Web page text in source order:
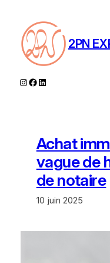
contenu
2PN
Instagram
Facebook
LinkedIn
Achat
vague de
de notaire
10 juin 2025